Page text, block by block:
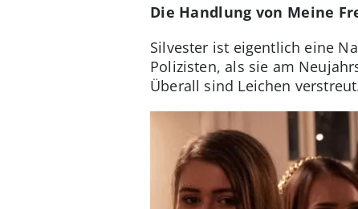
Die Handlung von Meine
Silvester ist eigentlich eine
Polizisten, als sie am
Überall sind Leichen